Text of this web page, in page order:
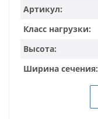
Артикул:
Класс нагрузки:
Высота:
Ширина сечения: